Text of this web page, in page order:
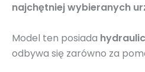
najchętniej wybieranych
Model ten posiada
odbywa się zarówno za